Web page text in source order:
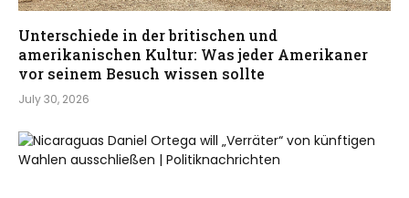
Unterschiede in der britischen und
amerikanischen Kultur: Was jeder Amerikaner
vor seinem Besuch wissen sollte
July 30, 2026